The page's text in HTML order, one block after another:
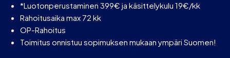
*Luotonperustaminen 399€ ja käsittelykulu 19€/kk
Rahoitusaika max 72 kk
OP-Rahoitus
Toimitus onnistuu sopimuksen mukaan ympäri Suomen!